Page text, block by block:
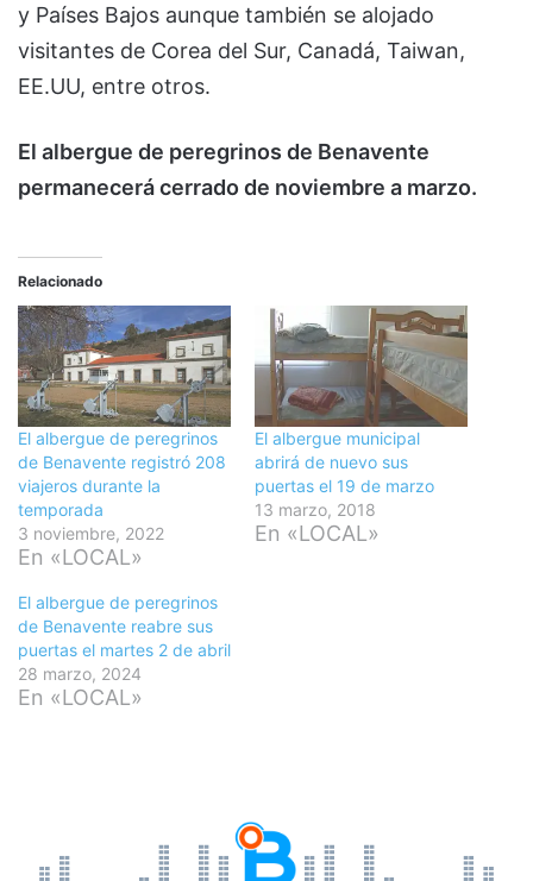
y Países Bajos aunque también se alojado
visitantes de Corea del Sur, Canadá, Taiwan,
EE.UU, entre otros.
El albergue de peregrinos de Benavente
permanecerá cerrado de noviembre a marzo.
Relacionado
El albergue de peregrinos
de Benavente registró 208
viajeros durante la
temporada
3 noviembre, 2022
En «LOCAL»
El albergue municipal
abrirá de nuevo sus
puertas el 19 de marzo
13 marzo, 2018
En «LOCAL»
El albergue de peregrinos
de Benavente reabre sus
puertas el martes 2 de abril
28 marzo, 2024
En «LOCAL»